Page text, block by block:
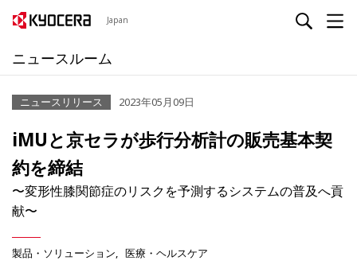
Japan
ニュースルーム
ニュースリリース 2023年05月09日
iMUと京セラが歩行分析計の販売基本契
約を締結
〜変形性膝関節症のリスクを予測するシステムの普及へ貢
献〜
製品・ソリューション 医療・ヘルスケア